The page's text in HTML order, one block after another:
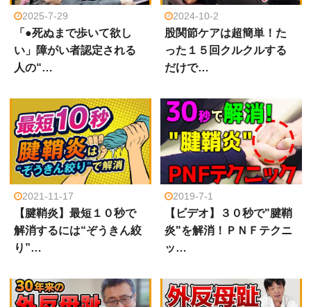
2025-7-29
「●死ぬまで歩いて欲し
い」障がい者認定される
人の“…
2024-10-2
股関節ケアは超簡単！た
った１５回クルクルする
だけで…
2021-11-17
【腱鞘炎】最短１０秒で
解消するには“ぞうきん絞
り”…
2019-7-1
【ビデオ】３０秒で"腱鞘
炎"を解消！ＰＮＦテクニ
ッ…